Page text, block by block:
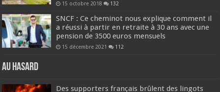
15 octobre 2018 132
SNCF : Ce cheminot nous explique comment il
a réussi à partir en retraite à 30 ans avec une
pension de 3500 euros mensuels
15 décembre 2021 112
Au hasard
Des supporters français brûlent des lingots